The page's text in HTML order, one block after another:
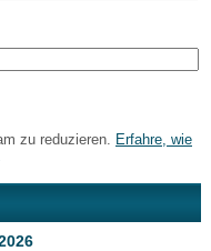
zu reduzieren.
Erfahre, wie